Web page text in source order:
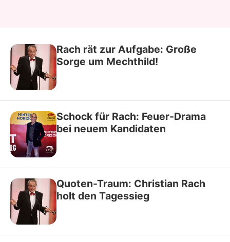
Rach rät zur Aufgabe: Große
Sorge um Mechthild!
Schock für Rach: Feuer-Drama
bei neuem Kandidaten
Quoten-Traum: Christian Rach
holt den Tagessieg